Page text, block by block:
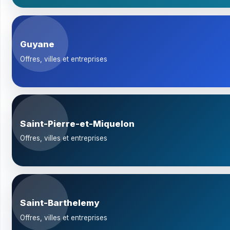
Guyane
Offres, villes et entreprises
Saint-Pierre-et-Miquelon
Offres, villes et entreprises
Saint-Barthelemy
Offres, villes et entreprises